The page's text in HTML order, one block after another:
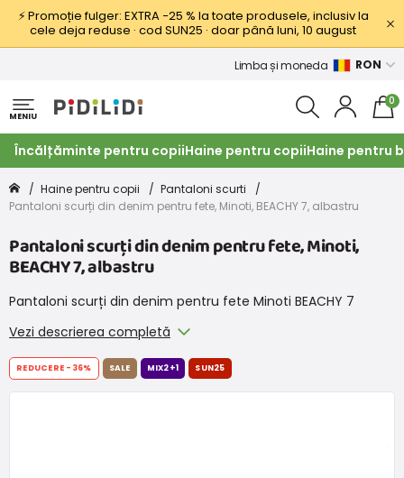
⚡ Promoție fulger: EXTRA −25 % la toate produsele, inclusiv la
cele deja reduse · cod SUN25 · doar până luni, 10 august
Limba și moneda RON
MENIU
0
Încălțăminte pentru copiiHaine pentru copiiHaine pentru
Haine pentru copii
Pantaloni scurti
Pantaloni scurți din denim pentru fete, Minoti, BEACHY 7, albastru
Pantaloni scurți din denim pentru fete, Minoti,
BEACHY 7, albastru
Pantaloni scurți din denim pentru fete Minoti BEACHY 7
Vezi descrierea completă
REDUCERE -36% SALE MIX2+1 SUN25